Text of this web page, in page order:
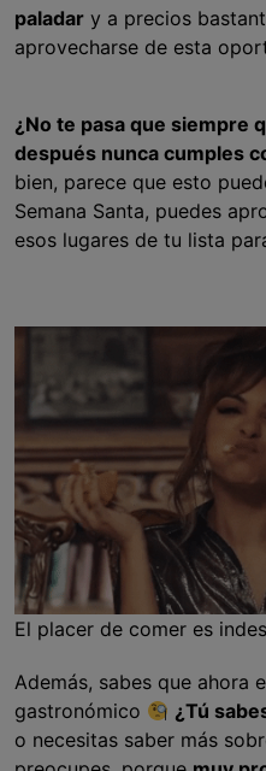
paladar y a precios
aprovecharse de esta
¿No te pasa que siempre
después nunca cumples
bien, parece que esto
Semana Santa, puedes
esos lugares de tu lista
El placer de comer es
Además, sabes que ahora
gastronómico
¿Tú
o necesitas saber más